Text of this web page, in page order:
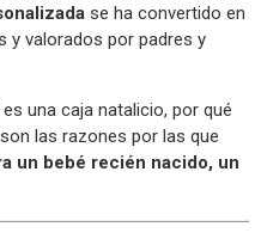
se ha convertido en
y valorados por padres y
una caja natalicio, por qué
las razones por las que
un bebé recién nacido, un